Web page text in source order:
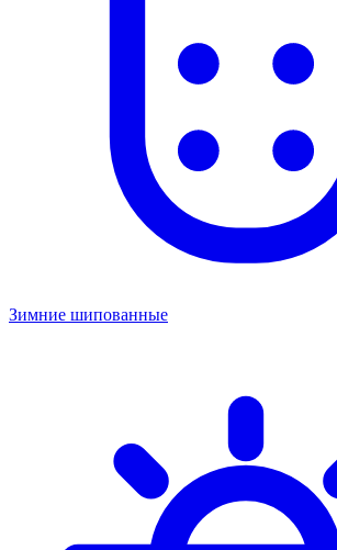
Зимние шипованные